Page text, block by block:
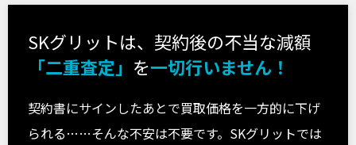
SKグリットは、契約後の不当な減額
「二重査定」 を一切行いません！
契約書にサインしたあとで買取価格を一方的に下げ
られる……そんな不安は不要です。SKグリットでは